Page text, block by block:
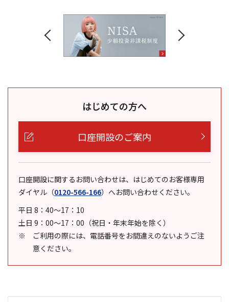
はじめての方へ
口座開設のご案内
口座開設に関するお問い合わせは、はじめてのお客様専用
ダイヤル （0120-566-166） へお問い合わせください。
平日 8：40～17：10
土日 9：00～17：00（祝日・年末年始を除く）
ご利用の際には、電話番号をお間違えのないようご注
意ください。